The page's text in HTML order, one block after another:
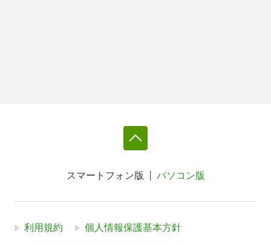
スマートフォン版 パソコン版
利用規約 個人情報保護基本方針